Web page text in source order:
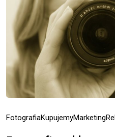
FotografiaKupujemyMarketing